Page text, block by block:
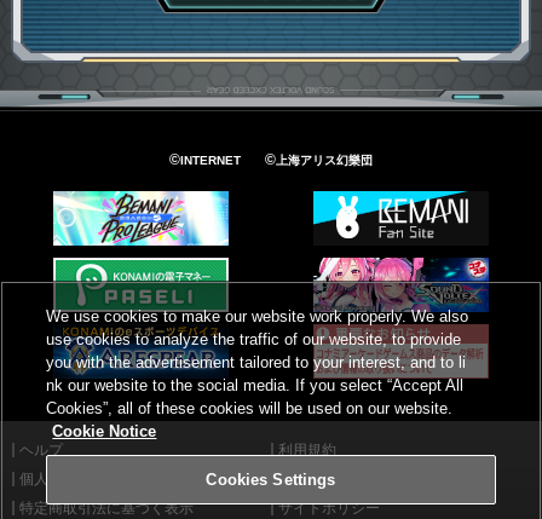
ログインはこちら
©INTERNET ©上海アリス幻樂団
ヘルプ
利用規約
個人情報等保護方針
外部送信について
特定商取引法に基づく表示
サイトポリシー
We use cookies to make our website work properly. We also
use cookies to analyze the traffic of our website, to provide
you with the advertisement tailored to your interest, and to li
nk our website to the social media. If you select “Accept All
Cookies”, all of these cookies will be used on our website.
Cookie Notice
Cookies Settings